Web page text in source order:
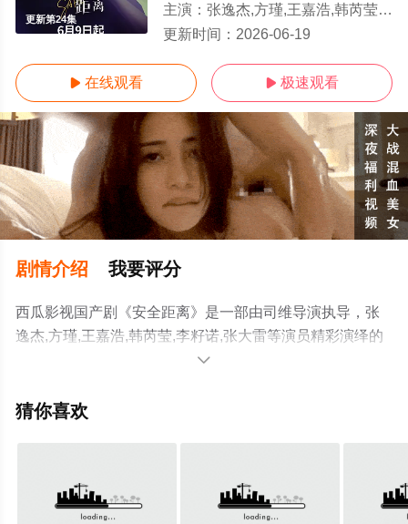
更新第24集
主演： 张逸杰,方瑾,王嘉浩,韩芮莹,李籽诺,张大雷
更新时间： 2026-06-19
 在线观看  极速观看
剧情介绍 我要评分
西瓜影视国产剧《安全距离》是一部由司维导演执导，张
逸杰,方瑾,王嘉浩,韩芮莹,李籽诺,张大雷等演员精彩演绎的
中国大陆电视剧，手机免费观看高清无删减完整版电视剧
电视猫或剧情网等平台了解。

猜你喜欢